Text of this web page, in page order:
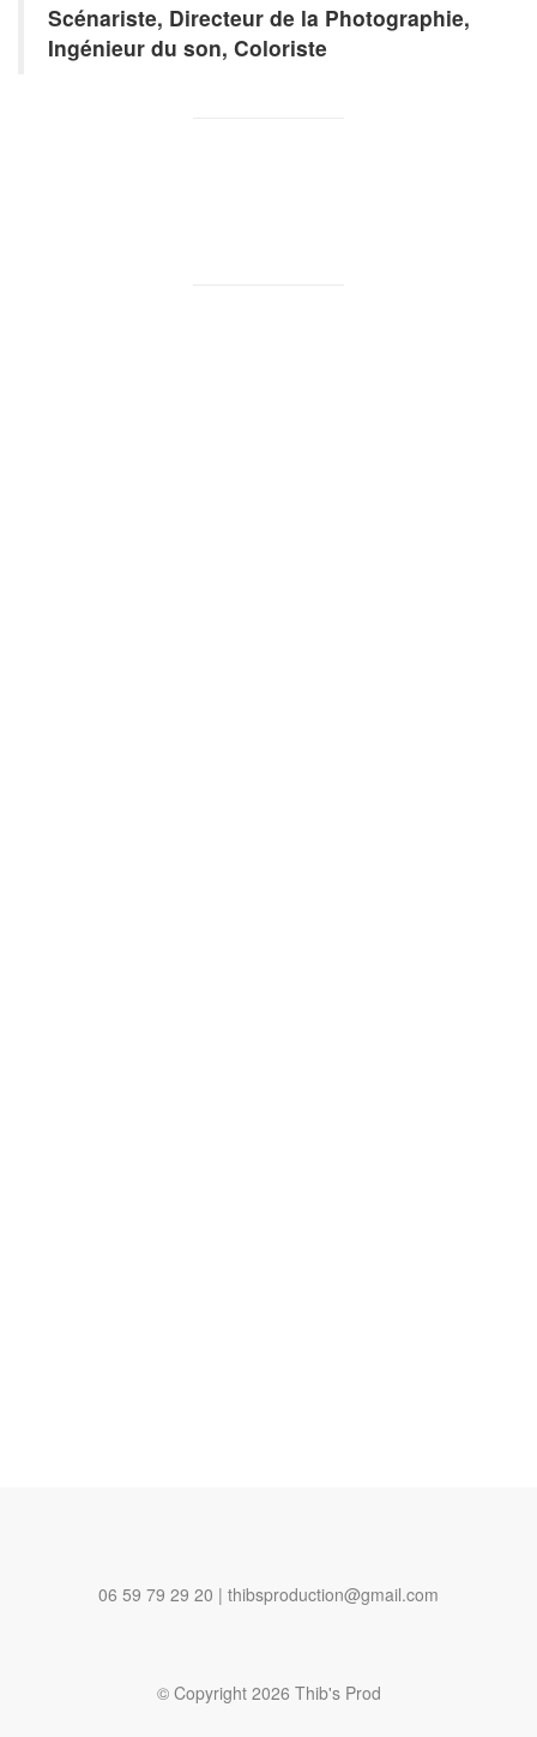
Scénariste, Directeur de la Photographie,
Ingénieur du son, Coloriste
06 59 79 29 20 | thibsproduction@gmail.com
© Copyright 2026 Thib's Prod